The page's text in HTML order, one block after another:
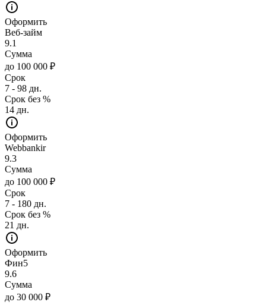
Оформить
Веб-займ
9.1
Сумма
до 100 000 ₽
Срок
7 - 98 дн.
Срок без %
14 дн.
Оформить
Webbankir
9.3
Сумма
до 100 000 ₽
Срок
7 - 180 дн.
Срок без %
21 дн.
Оформить
Фин5
9.6
Сумма
до 30 000 ₽